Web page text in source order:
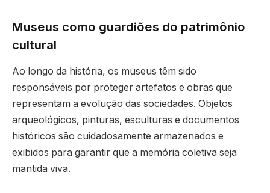
Museus como guardiões do patrimônio
cultural
Ao longo da história, os museus têm sido
responsáveis por proteger artefatos e obras que
representam a evolução das sociedades. Objetos
arqueológicos, pinturas, esculturas e documentos
históricos são cuidadosamente armazenados e
exibidos para garantir que a memória coletiva seja
mantida viva.